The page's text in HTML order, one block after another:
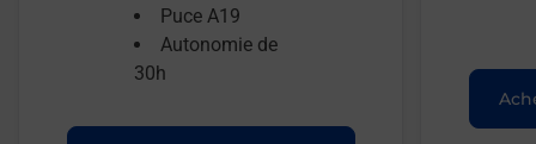
Puce A19
Autonomie de
30h